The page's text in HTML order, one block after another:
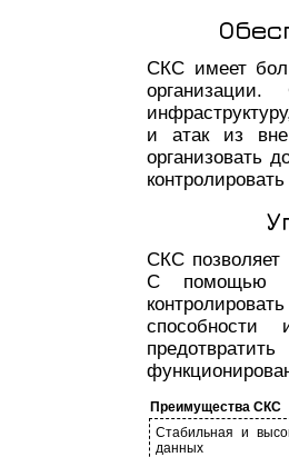
СКС имеет
и атак из
организовать
СКС позволяет
С помощью
Преимущества СКС
Стабильная и
данных